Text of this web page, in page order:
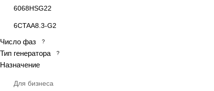
6068HSG22
6CTAA8.3-G2
6CTAA8.3-G2( E)
Число фаз ?
Тип генератора ?
Назначение
Для бизнеса